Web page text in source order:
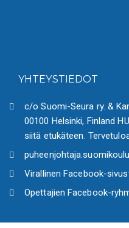
YHTEYSTIEDOT
c/o Suomi-Seura ry. &
00100 Helsinki, Finland
siitä etukäteen.
Virallinen Facebook-
Opettajien Facebook-